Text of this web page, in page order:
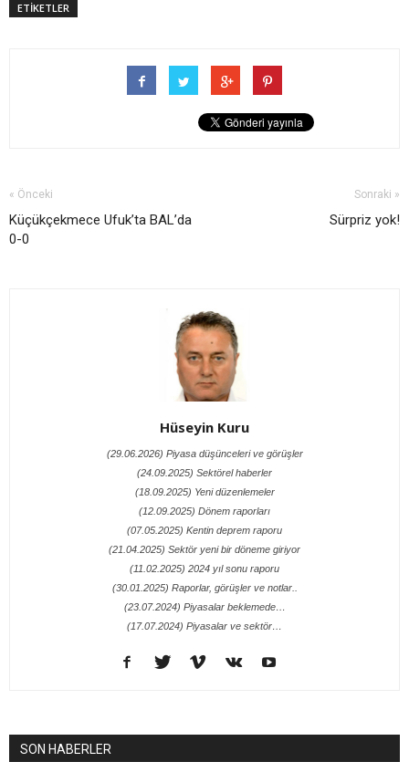
ETİKETLER
« Önceki
Küçükçekmece Ufuk’ta BAL’da
0-0
Sonraki »
Sürpriz yok!
Hüseyin Kuru
(29.06.2026) Piyasa düşünceleri ve görüşler
(24.09.2025) Sektörel haberler
(18.09.2025) Yeni düzenlemeler
(12.09.2025) Dönem raporları
(07.05.2025) Kentin deprem raporu
(21.04.2025) Sektör yeni bir döneme giriyor
(11.02.2025) 2024 yıl sonu raporu
(30.01.2025) Raporlar, görüşler ve notlar..
(23.07.2024) Piyasalar beklemede…
(17.07.2024) Piyasalar ve sektör…
SON HABERLER